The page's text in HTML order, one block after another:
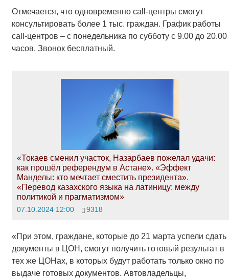
Отмечается, что одновременно call-центры смогут
консультировать более 1 тыс. граждан. График работы
call-центров – с понедельника по субботу с 9.00 до 20.00
часов. Звонок бесплатный.
«Токаев сменил участок, Назарбаев пожелал удачи:
как прошёл референдум в Астане». «Эффект
Манделы: кто мечтает сместить президента».
«Перевод казахского языка на латиницу: между
политикой и прагматизмом»
07.10.2024 12:00 9318
«При этом, граждане, которые до 21 марта успели сдать
документы в ЦОН, смогут получить готовый результат в
тех же ЦОНах, в которых будут работать только окно по
выдаче готовых документов. Автовладельцы,